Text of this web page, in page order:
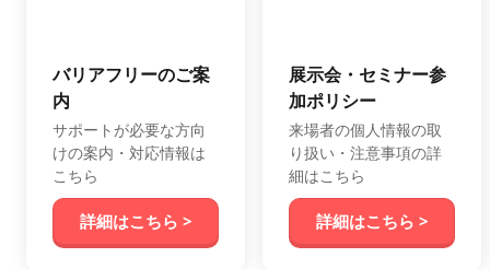
バリアフリーのご案
内
サポートが必要な方向
けの案内・対応情報は
こちら
詳細はこちら >
展示会・セミナー参
加ポリシー
来場者の個人情報の取
り扱い・注意事項の詳
細はこちら
詳細はこちら >